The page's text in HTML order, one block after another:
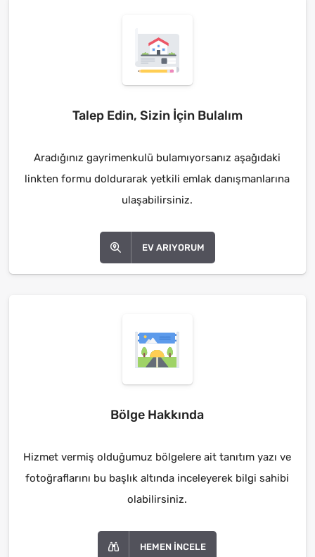
Talep Edin, Sizin İçin Bulalım
Aradığınız gayrimenkulü bulamıyorsanız aşağıdaki
linkten formu doldurarak yetkili emlak danışmanlarına
ulaşabilirsiniz.
EV ARIYORUM
Bölge Hakkında
Hizmet vermiş olduğumuz bölgelere ait tanıtım yazı ve
fotoğraflarını bu başlık altında inceleyerek bilgi sahibi
olabilirsiniz.
HEMEN İNCELE